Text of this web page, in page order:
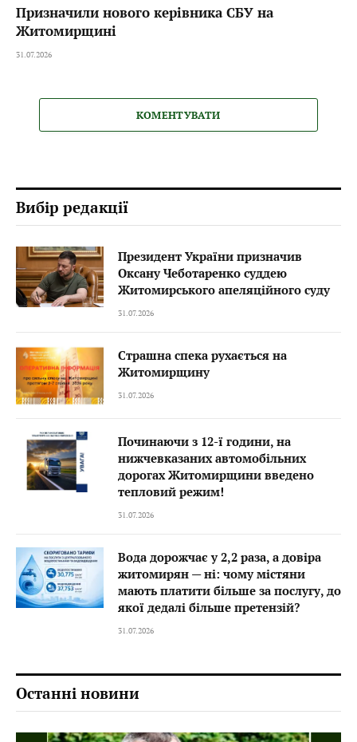
Призначили нового керівника СБУ на
Житомирщині
31.07.2026
КОМЕНТУВАТИ
Вибір редакції
Президент України призначив
Оксану Чеботаренко суддею
Житомирського апеляційного суду
31.07.2026
Страшна спека рухається на
Житомирщину
31.07.2026
Починаючи з 12-ї години, на
нижчевказаних автомобільних
дорогах Житомирщини введено
тепловий режим!
31.07.2026
Вода дорожчає у 2,2 раза, а довіра
житомирян — ні: чому містяни
мають платити більше за послугу, до
якої дедалі більше претензій?
31.07.2026
Останні новини